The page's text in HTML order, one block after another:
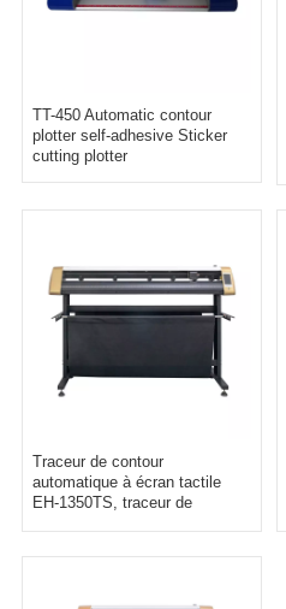
TT-450 Automatic contour
plotter self-adhesive Sticker
cutting plotter
Traceur de contour
automatique à écran tactile
EH-1350TS, traceur de